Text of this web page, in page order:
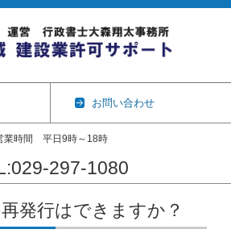
お問い合わせ
業時間 平日9時～18時
297-1080
発行はできますか？